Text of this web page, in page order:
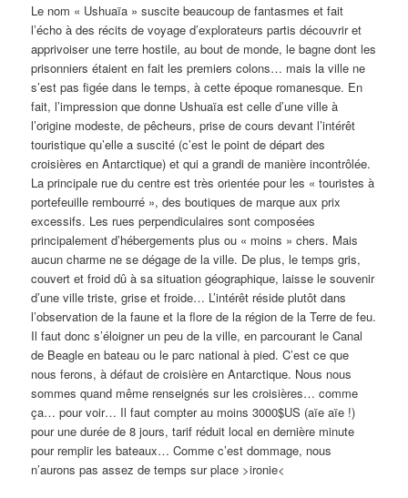
Le nom « Ushuaïa » suscite beaucoup de fantasmes et fait
l’écho à des récits de voyage d’explorateurs partis découvrir et
apprivoiser une terre hostile, au bout de monde, le bagne dont les
prisonniers étaient en fait les premiers colons… mais la ville ne
s’est pas figée dans le temps, à cette époque romanesque. En
fait, l’impression que donne Ushuaïa est celle d’une ville à
l’origine modeste, de pêcheurs, prise de cours devant l’intérêt
touristique qu’elle a suscité (c’est le point de départ des
croisières en Antarctique) et qui a grandi de manière incontrôlée.
La principale rue du centre est très orientée pour les « touristes à
portefeuille rembourré », des boutiques de marque aux prix
excessifs. Les rues perpendiculaires sont composées
principalement d’hébergements plus ou « moins » chers. Mais
aucun charme ne se dégage de la ville. De plus, le temps gris,
couvert et froid dû à sa situation géographique, laisse le souvenir
d’une ville triste, grise et froide… L’intérêt réside plutôt dans
l’observation de la faune et la flore de la région de la Terre de feu.
Il faut donc s’éloigner un peu de la ville, en parcourant le Canal
de Beagle en bateau ou le parc national à pied. C’est ce que
nous ferons, à défaut de croisière en Antarctique. Nous nous
sommes quand même renseignés sur les croisières… comme
ça… pour voir… Il faut compter au moins 3000$US (aïe aïe !)
pour une durée de 8 jours, tarif réduit local en dernière minute
pour remplir les bateaux… Comme c’est dommage, nous
n’aurons pas assez de temps sur place >ironie<